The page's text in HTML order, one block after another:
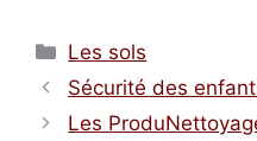
Catégories
Les sols
Sécurité des
Les